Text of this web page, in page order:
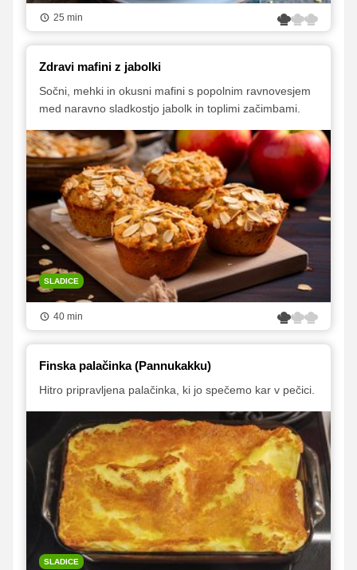
25 min
Zdravi mafini z jabolki
Sočni, mehki in okusni mafini s popolnim ravnovesjem
med naravno sladkostjo jabolk in toplimi začimbami.
SLADICE
40 min
Finska palačinka (Pannukakku)
Hitro pripravljena palačinka, ki jo spečemo kar v pečici.
SLADICE